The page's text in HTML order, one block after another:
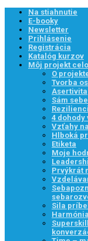
Na stiahnutie
E-booky
Newsletter
Prihlásenie
Registrácia
Katalóg kurzov
Môj projekt
O
Tvorba
Asertivita
Sám
4 dohody
Vzťahy
Hlboká
Etiketa
Moje
Prvýkrát
Sila